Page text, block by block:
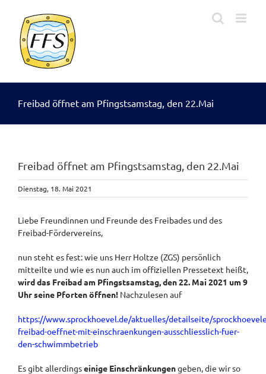
springen
Freibad öffnet am Pfingstsamstag, den 22.Mai
Freibad öffnet am Pfingstsamstag, den 22.Mai
Dienstag, 18. Mai 2021
Liebe Freundinnen und Freunde des Freibades und des
Freibad-Fördervereins,
nun steht es fest: wie uns Herr Holtze (ZGS) persönlich
mitteilte und wie es nun auch im offiziellen Pressetext heißt,
wird das Freibad am Pfingstsamstag, den 22. Mai 2021 um 9
Uhr seine Pforten öffnen! Nachzulesen auf
https://www.sprockhoevel.de/aktuelles/detailseite/
freibad-oeffnet-mit-einschraenkungen-ausschliesslich-fuer-
den-schwimmbetrieb
Es gibt allerdingseinige Einschränkungengeben, die wir so